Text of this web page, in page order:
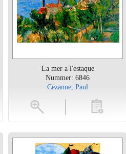
La mer a l'estaque
Nummer: 6846
Cezanne, Paul
toevoegen vergroten